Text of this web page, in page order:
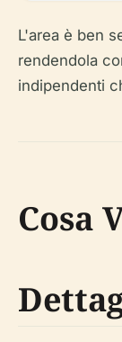
L'area è ben
rendendola
indipendenti
Cosa